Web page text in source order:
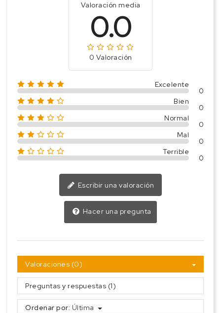
Valoración media
0.0
0 Valoración
Excelente
0
Bien
0
Normal
0
Mal
0
Terrible
0
Escribir una valoración
Hacer una pregunta
Valoraciones (0)
Preguntas y respuestas (1)
Ordenar por: Última